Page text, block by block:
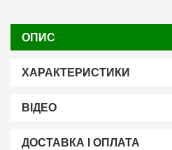
ОПИС
ХАРАКТЕРИСТИКИ
ВІДЕО
ДОСТАВКА І ОПЛАТА